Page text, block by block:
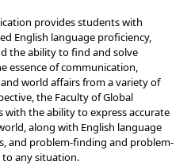
provides students with
English language proficiency,
the ability to find and solve
essence of communication,
world affairs from a variety of
the Faculty of Global
the ability to express accurate
along with English language
and problem-finding and problem-
to any situation.